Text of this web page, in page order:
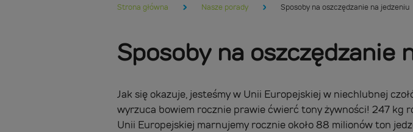
Strona główna Nasze porady Sposoby na oszczędzanie na jedzeniu
Sposoby na oszczędzanie
Jak się okazuje, jesteśmy w Unii Europejskiej w niechlubnej
wyrzuca bowiem rocznie prawie ćwierć tony żywności! 247 kg
Unii Europejskiej marnujemy rocznie około 88 milionów ton